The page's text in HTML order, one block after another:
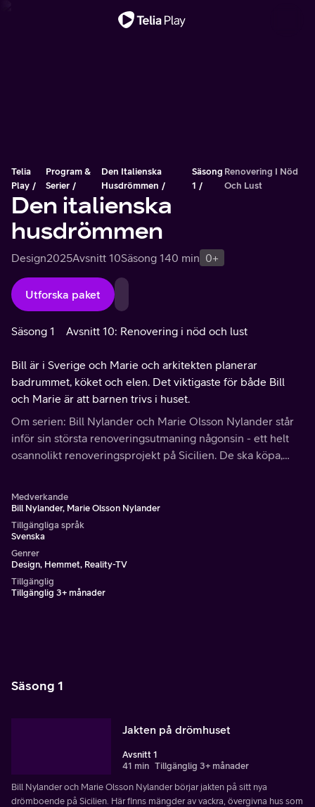
Telia
Play
Program &
Serier
Den Italienska
Husdrömmen
Säsong
1
Renovering I Nöd
Och Lust
Den italienska
husdrömmen
Design2025Avsnitt 10Säsong 140 min 0+
Utforska paket
Säsong 1 Avsnitt 10: Renovering i nöd och lust
Bill är i Sverige och Marie och arkitekten planerar
badrummet, köket och elen. Det viktigaste för både Bill
och Marie är att barnen trivs i huset.
Om serien: Bill Nylander och Marie Olsson Nylander står
inför sin största renoveringsutmaning någonsin - ett helt
osannolikt renoveringsprojekt på Sicilien. De ska köpa,
Medverkande
Bill Nylander, Marie Olsson Nylander
Tillgängliga språk
Svenska
Genrer
Design, Hemmet, Reality-TV
Tillgänglig
Tillgänglig 3+ månader
Säsong 1
Jakten på drömhuset
Avsnitt 1
41 min Tillgänglig 3+ månader
Bill Nylander och Marie Olsson Nylander börjar jakten på sitt nya
drömboende på Sicilien. Här finns mängder av vackra, övergivna hus som